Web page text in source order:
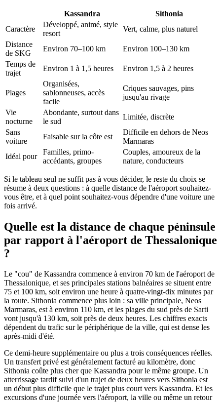
Kassandra
Sithonia
Caractère
Développé, animé, style
resort
Vert, calme, plus naturel
Distance
de SKG
Environ 70–100 km
Environ 100–130 km
Temps de
trajet
Environ 1 à 1,5 heures Environ 1,5 à 2 heures
Plages
Organisées,
sablonneuses, accès
facile
Criques sauvages, pins
jusqu'au rivage
Vie
nocturne
Abondante, surtout dans
le sud
Limitée, discrète
Sans
voiture
Faisable sur la côte est
Difficile en dehors de Neos
Marmaras
Idéal pour
Familles, primo-
accédants, groupes
Couples, amoureux de la
nature, conducteurs
Si le tableau seul ne suffit pas à vous décider, le reste du choix se
résume à deux questions : à quelle distance de l'aéroport souhaitez-
vous être, et à quel point souhaitez-vous dépendre d'une voiture une
fois arrivé.
Quelle est la distance de chaque péninsule
par rapport à l'aéroport de Thessalonique
?
Le "cou" de Kassandra commence à environ 70 km de l'aéroport de
Thessalonique, et ses principales stations balnéaires se situent entre
75 et 100 km, soit environ une heure à quatre-vingt-dix minutes par
la route. Sithonia commence plus loin : sa ville principale, Neos
Marmaras, est à environ 110 km, et les plages du sud près de Sarti
vont jusqu'à 130 km, soit près de deux heures. Les chiffres exacts
dépendent du trafic sur le périphérique de la ville, qui est dense les
après-midi d'été.
Ce demi-heure supplémentaire ou plus a trois conséquences réelles.
Un transfert privé est généralement facturé au kilomètre, donc
Sithonia coûte plus cher que Kassandra pour le même groupe. Un
atterrissage tardif suivi d'un trajet de deux heures vers Sithonia est
un début plus difficile que le trajet plus court vers Kassandra. Et les
excursions d'une journée vers l'aéroport, la ville ou même un retour